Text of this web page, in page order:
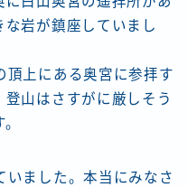
な岩が鎮座していまし
頂上にある奥宮に参拝す
山はさすがに厳しそう
いました。本当にみなさ